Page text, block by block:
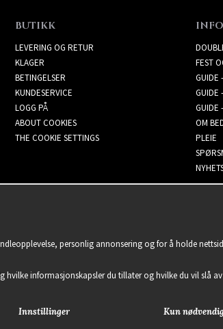
BUTIKK
LEVERING OG RETUR
KLAGER
BETINGELSER
KUNDESERVICE
LOGG PÅ
ABOUT COOKIES
THE COOKIE SETTINGS
FEST
GUIDE
GUIDE
GUIDE
OM
PLEIE
2021 Delightful
personlig annonsering og for å holde
hvilke informasjonskapsler du tillater og hvilke du vil slå
Innstillinger Kun